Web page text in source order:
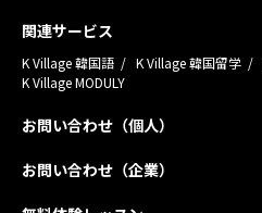
関連サービス
K Village 韓国語 K Village 韓国留学
K Village MODULY
お問い合わせ（個人）
お問い合わせ（企業）